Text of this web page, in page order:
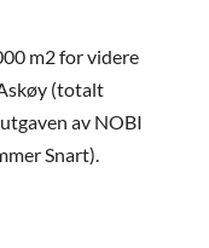
m2 for videre
(totalt
av NOBI
Snart).